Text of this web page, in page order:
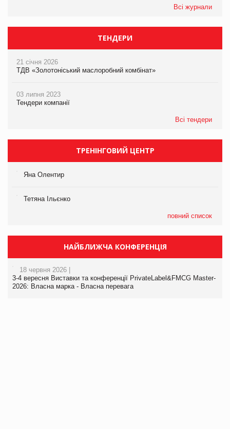
Всі журнали
ТЕНДЕРИ
21 січня 2026
ТДВ «Золотоніський маслоробний комбінат»
03 липня 2023
Тендери компанії
Всі тендери
ТРЕНІНГОВИЙ ЦЕНТР
Яна Олентир
Тетяна Ільєнко
повний список
НАЙБЛИЖЧА КОНФЕРЕНЦІЯ
18 червня 2026 |
3-4 вересня Виставки та конференції PrivateLabel&FMCG Master-
2026: Власна марка - Власна перевага